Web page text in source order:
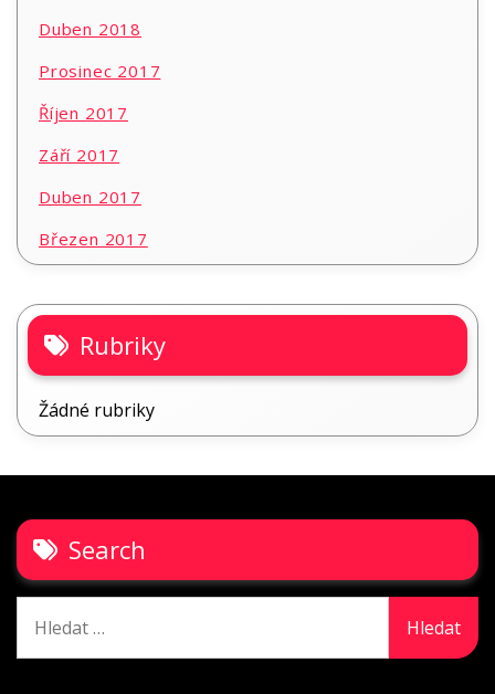
Duben 2018
Prosinec 2017
Říjen 2017
Září 2017
Duben 2017
Březen 2017
Rubriky
Žádné rubriky
Search